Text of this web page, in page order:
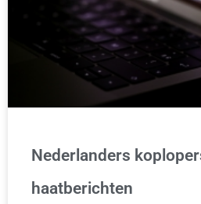
Nederlanders
haatberichten